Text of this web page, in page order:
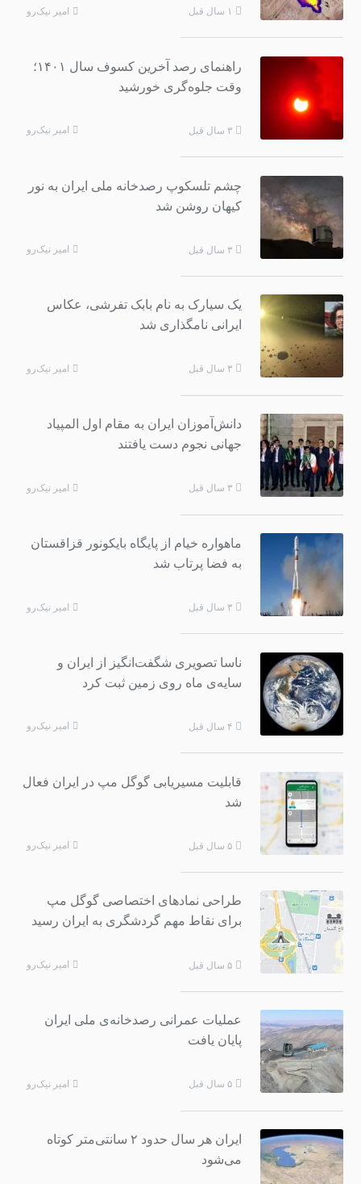
۱ سال قبل امیر نیک‌رو
راهنمای رصد آخرین کسوف سال ۱۴۰۱؛
وقت جلوه‌گری خورشید
۳ سال قبل امیر نیک‌رو
چشم تلسکوپ رصدخانه ملی ایران به نور
کیهان روشن شد
۳ سال قبل امیر نیک‌رو
یک سیارک به نام بابک تفرشی، عکاس
ایرانی نامگذاری شد
۳ سال قبل امیر نیک‌رو
دانش‌آموزان ایران به مقام اول المپیاد
جهانی نجوم دست یافتند
۳ سال قبل امیر نیک‌رو
ماهواره‌ خیام از پایگاه بایکونور قزاقستان
به فضا پرتاب شد
۳ سال قبل امیر نیک‌رو
ناسا تصویری شگفت‌انگیز از ایران و
سایه‌ی ماه روی زمین ثبت کرد
۴ سال قبل امیر نیک‌رو
قابلیت مسیریابی گوگل مپ در ایران فعال
شد
۵ سال قبل امیر نیک‌رو
طراحی نمادهای اختصاصی گوگل مپ
برای نقاط مهم گردشگری به ایران رسید
۵ سال قبل امیر نیک‌رو
عملیات عمرانی رصدخانه‌ی ملی ایران
پایان یافت
۵ سال قبل امیر نیک‌رو
ایران هر سال حدود ۲ سانتی‌متر کوتاه
می‌شود